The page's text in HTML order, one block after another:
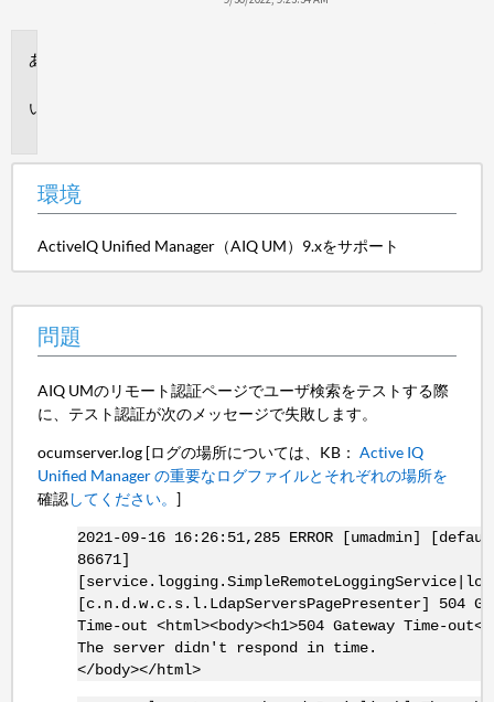
環境
ActiveIQ Unified Manager（AIQ UM）9.xをサポート
問題
AIQ UMのリモート認証ページでユーザ検索をテストする際
に、テスト認証が次のメッセージで失敗します。
ocumserver.log [ログの場所については、KB： Active IQ
Unified Manager の重要なログファイルとそれぞれの場所を
確認してください。 ]
2021-09-16 16:26:51,285 ERROR [umadmin]
86671]
[c.n.d.w.c.s.l.LdapServersPagePresenter] 504
Time-out <html><body><h1>504 Gateway Time-out</
The server didn't respond in time.
</body></html>